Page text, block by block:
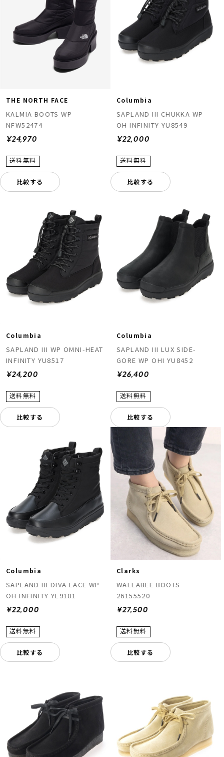
THE NORTH FACE
KALMIA BOOTS WP
NFW52474
¥24,970
比較する
Columbia
SAPLAND III CHUKKA WP
OH INFINITY YU8549
¥22,000
比較する
Columbia
SAPLAND III WP OMNI-HEAT
INFINITY YU8517
¥24,200
比較する
Columbia
SAPLAND III LUX SIDE-
GORE WP OHI YU8452
¥26,400
比較する
Columbia
SAPLAND III DIVA LACE WP
OH INFINITY YL9101
¥22,000
比較する
Clarks
WALLABEE BOOTS
26155520
¥27,500
比較する